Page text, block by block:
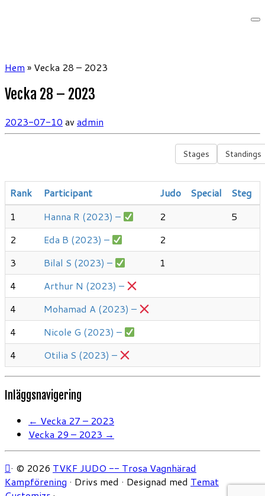
Hem » Vecka 28 – 2023
Vecka 28 – 2023
2023-07-10 av admin
Stages Standings
Rank Participant Judo Special Steg
1
Hanna R (2023) – 2
5
2
Eda B (2023) –
2
3
Bilal S (2023) –
1
4
Arthur N (2023) –
4
Mohamad A (2023) –
4
Nicole G (2023) –
4
Otilia S (2023) –
Inläggsnavigering
← Vecka 27 – 2023
Vecka 29 – 2023 →
· © 2026 TVKF JUDO -- Trosa Vagnhärad
Kampförening · Drivs med · Designad med Temat